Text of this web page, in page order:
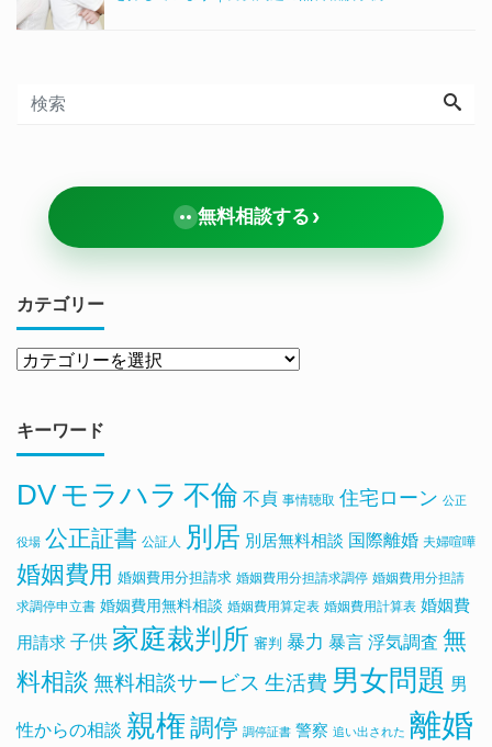
無料相談する ›
カテゴリー
キーワード
DV モラハラ 不倫 不貞 事情聴取 住宅ローン 公正
役場 公正証書 公証人 別居 別居無料相談 国際離婚 夫婦喧嘩
婚姻費用 婚姻費用分担請求 婚姻費用分担請求調停 婚姻費用分担請
求調停申立書 婚姻費用無料相談 婚姻費用算定表 婚姻費用計算表 婚姻費
用請求 子供 家庭裁判所 審判 暴力 暴言 浮気調査 無
料相談 無料相談サービス 生活費 男女問題 男
性からの相談 親権 調停 調停証書 警察 追い出された 離婚